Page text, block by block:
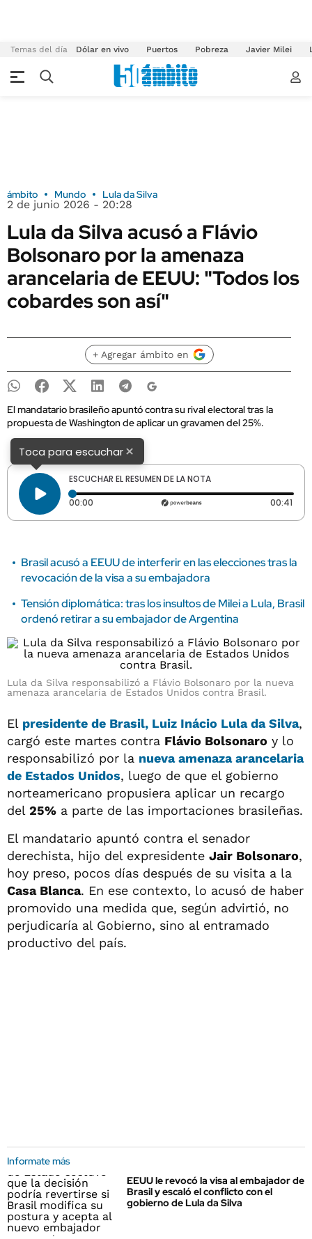
Temas del día Dólar en vivo Puertos Pobreza Javier Milei
ámbito Mundo Lula da Silva
2 de junio 2026 - 20:28
Lula da Silva acusó a Flávio
Bolsonaro por la amenaza
arancelaria de EEUU: "Todos los
cobardes son así"
+ Agregar ámbito en
El mandatario brasileño apuntó contra su rival electoral tras la
propuesta de Washington de aplicar un gravamen del 25%.
Toca para escuchar×
ESCUCHAR EL RESUMEN DE LA NOTA
00:00 Tiempo transcurrido: 0 segundos 00:41
Brasil acusó a EEUU de interferir en las elecciones tras la
revocación de la visa a su embajadora
Tensión diplomática: tras los insultos de Milei a Lula, Brasil
ordenó retirar a su embajador de Argentina
Lula da Silva responsabilizó a Flávio Bolsonaro por la nueva
amenaza arancelaria de Estados Unidos contra Brasil.
El presidente de Brasil, Luiz Inácio Lula da Silva,
cargó este martes contra Flávio Bolsonaro y lo
responsabilizó por la nueva amenaza arancelaria
de Estados Unidos, luego de que el gobierno
norteamericano propusiera aplicar un recargo
del 25% a parte de las importaciones brasileñas.
El mandatario apuntó contra el senador
derechista, hijo del expresidente Jair Bolsonaro,
hoy preso, pocos días después de su visita a la
Casa Blanca. En ese contexto, lo acusó de haber
promovido una medida que, según advirtió, no
perjudicaría al Gobierno, sino al entramado
productivo del país.
Informate más
EEUU le revocó la visa al embajador de
Brasil y escaló el conflicto con el
gobierno de Lula da Silva